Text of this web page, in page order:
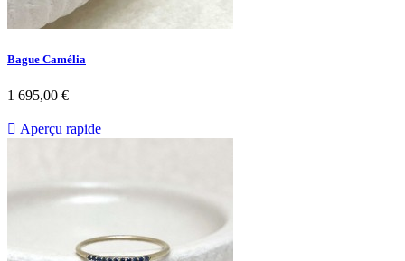
Bague Camélia
Prix
1 695,00 €
 Aperçu rapide